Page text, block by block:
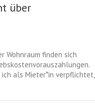
über
Wohnraum finden sich
als Mieter*in verpflichtet,